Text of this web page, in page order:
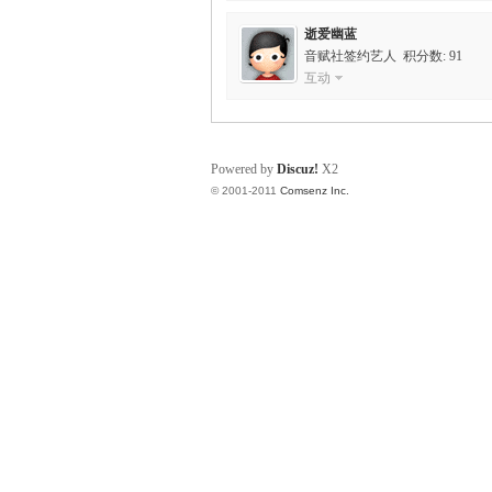
逝爱幽蓝
音赋社签约艺人 积分数: 91
互动
Powered by Discuz! X2
© 2001-2011 Comsenz Inc.